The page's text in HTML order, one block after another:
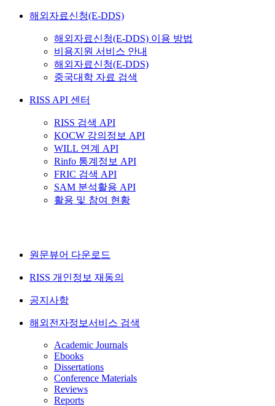
해외자료신청(E-DDS)
해외자료신청(E-DDS) 이용 방법
비용지원 서비스 안내
해외자료신청(E-DDS)
중국대학 자료 검색
RISS API 센터
RISS 검색 API
KOCW 강의정보 API
WILL 연계 API
Rinfo 통계정보 API
FRIC 검색 API
SAM 분석활용 API
활용 및 참여 현황
원문뷰어 다운로드
RISS 개인정보 재동의
공지사항
해외전자정보서비스 검색
Academic Journals
Ebooks
Dissertations
Conference Materials
Reviews
Reports